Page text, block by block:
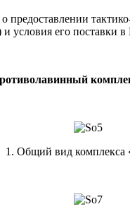
и условия его поставки
1. Общий вид комплекса